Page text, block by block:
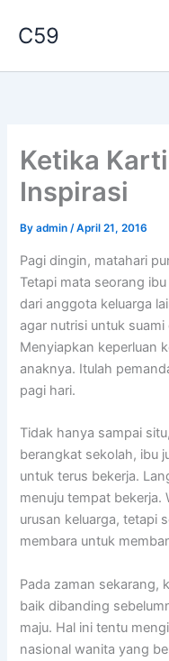
C59
Ketika
Inspirasi
Byadmin/April 21, 2016
Pagi dingin, matahari
Tetapi mata seorang
dari anggota keluarga
agar nutrisi untuk
Menyiapkan keperluan
anaknya. Itulah
pagi hari.
Tidak hanya sampai
berangkat sekolah, ibu
untuk terus bekerja.
menuju tempat bekerja.
urusan keluarga, tetapi
membara untuk
Pada zaman sekarang,
baik dibanding
maju. Hal ini tentu
nasional wanita yang